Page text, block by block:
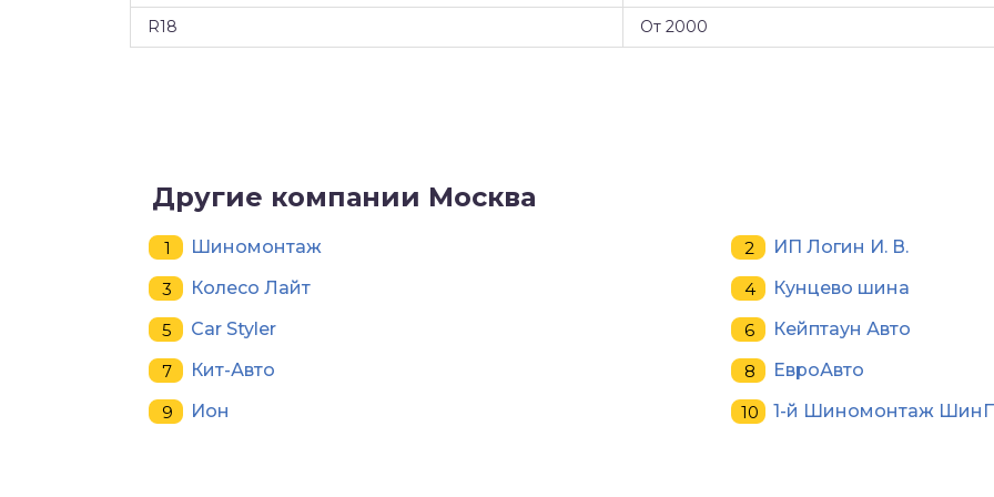
R18 От 2000
Другие компании Москва
Шиномонтаж
ИП Логин И. В.
Колесо Лайт
Кунцево шина
Car Styler
Кейптаун Авто
Кит-Авто
ЕвроАвто
Ион
1-й Шиномонтаж